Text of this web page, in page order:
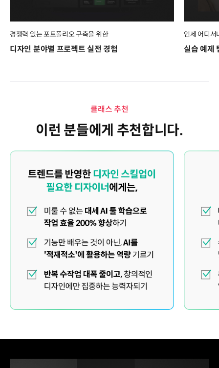
경쟁력 있는 포트폴리오 구축을 위한
디자인 분야별 프로젝트 실전 경험
언제 어디서
실습 예제
클래스 추천
이런 분들에게 추천합니다.